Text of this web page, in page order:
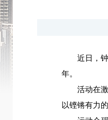
近日，
年。
活动在
以铿锵有力